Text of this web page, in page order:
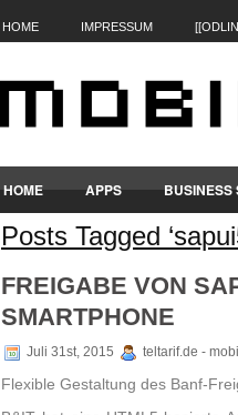
HOME IMPRESSUM
HOME APPS BUSINESS
SMARTPHONES & HANDYS
Posts Tagged
FREIGABE VON
SMARTPHONE
Juli 31st, 2015 teltarif.de -
Flexible Gestaltung des Banf-